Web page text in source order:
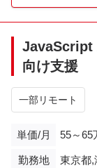
JavaScript
向け支援
一部リモート
単価/月 55～65
勤務地 東京都,